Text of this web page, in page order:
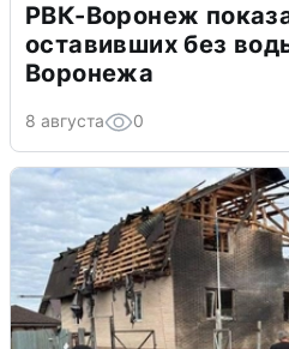
РВК-Воронеж
оставивших без
Воронежа
8 августа 0